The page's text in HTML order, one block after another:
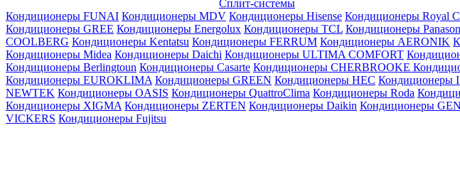
Сплит-системы
Кондиционеры FUNAI Кондиционеры MDV Кондиционеры Hisense Кондиционеры Royal
Кондиционеры GREE Кондиционеры Energolux Кондиционеры TCL Кондиционеры
СOOLBERG Кондиционеры Kentatsu Кондиционеры FERRUM Кондиционеры AERONIK
Кондиционеры Midea Кондиционеры Daichi Кондиционеры ULTIMA COMFORT
Кондиционеры Berlingtoun Кондиционеры Casarte Кондиционеры CHERBROOKE
Кондиционеры EUROKLIMA Кондиционеры GREEN Кондиционеры HEC Кондиционеры
NEWTEK Кондиционеры OASIS Кондиционеры QuattroClima Кондиционеры Roda
Кондиционеры XIGMA Кондиционеры ZERTEN Кондиционеры Daikin Кондиционеры
VICKERS Кондиционеры Fujitsu